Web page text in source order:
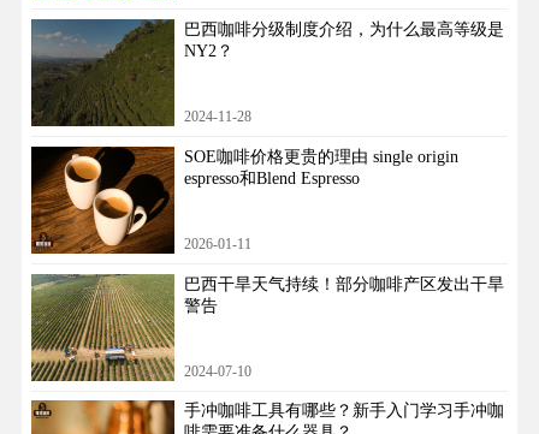
巴西咖啡分级制度介绍，为什么最高等级是
NY2？
2024-11-28
SOE咖啡价格更贵的理由 single origin
espresso和Blend Espresso
2026-01-11
巴西干旱天气持续！部分咖啡产区发出干旱
警告
2024-07-10
手冲咖啡工具有哪些？新手入门学习手冲咖